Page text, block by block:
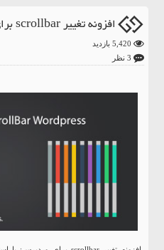
افزونه تغییر scrollbar برای وردپرس